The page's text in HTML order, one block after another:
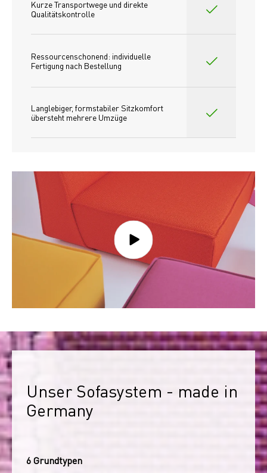
Kurze Transportwege und direkte
Qualitätskontrolle
Ressourcenschonend: individuelle
Fertigung nach Bestellung
Langlebiger, formstabiler Sitzkomfort
übersteht mehrere Umzüge
Unser Sofasystem - made in
Germany
6 Grundtypen